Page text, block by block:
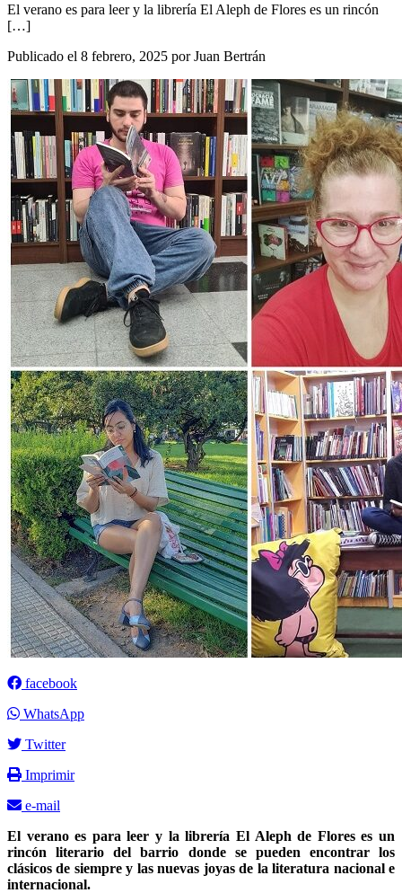
El verano es para leer y la librería El Aleph de Flores es un rincón
[…]
Publicado el 8 febrero, 2025 por Juan Bertrán
facebook
WhatsApp
Twitter
Imprimir
e-mail
El verano es para leer y la librería El Aleph de Flores es un
rincón literario del barrio donde se pueden encontrar los
clásicos de siempre y las nuevas joyas de la literatura nacional e
internacional.